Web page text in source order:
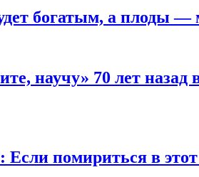
богатым, а плоды
научу» 70 лет
помириться в этот